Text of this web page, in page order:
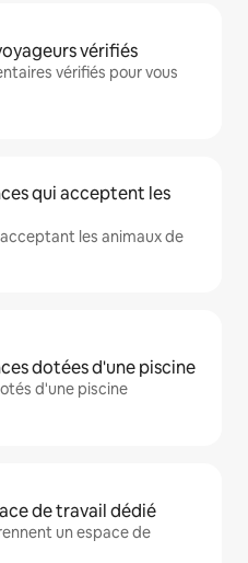
vérifiés
vérifiés pour vous
qui acceptent les
les animaux de
dotées d'une piscine
d'une piscine
de travail dédié
un espace de